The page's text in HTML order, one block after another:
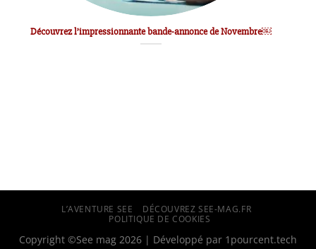
Découvrez l’impressionnante bande-annonce de Novembre￼
L’AVENTURE SEE
DÉCOUVREZ SEE-MAG.FR
POLITIQUE DE COOKIES
Copyright ©See mag 2026 | Développé par 1pourcent.tech